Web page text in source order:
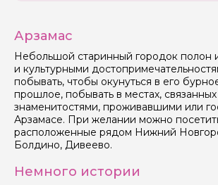
Арзамас
Небольшой старинный городок полон
и культурными
побывать, чтобы окунуться в его
прошлое, побывать в местах,
знаменитостями, проживавшими или
Арзамасе. При желании можно
расположенные рядом Нижний
Болдино, Дивеево.
Немного истории